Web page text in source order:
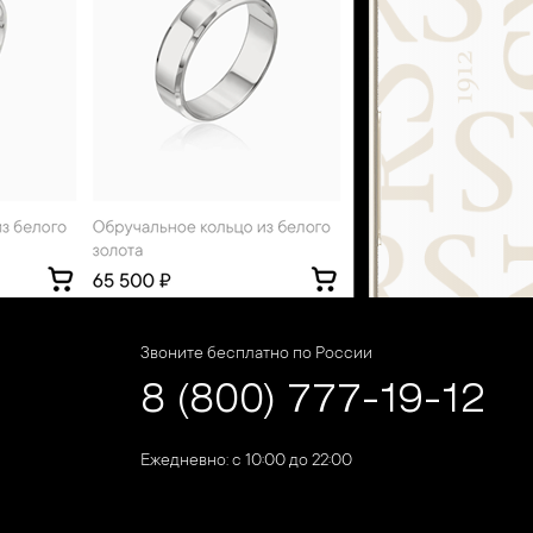
Звоните бесплатно по России
8 (800) 777-19-12
Ежедневно: с 10:00 до 22:00